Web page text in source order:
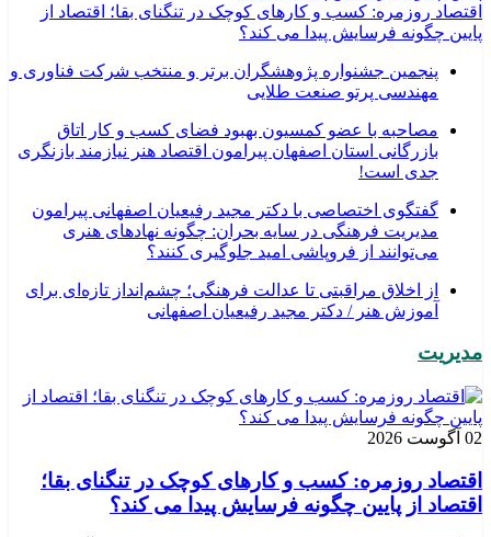
اقتصاد روزمره: کسب‌ و کارهای کوچک در تنگنای بقا؛ اقتصاد از
پایین چگونه فرسایش پیدا می کند؟
پنجمین جشنواره پژوهشگران برتر و منتخب شرکت فناوری و
مهندسی پرتو صنعت طلایی
مصاحبه با عضو کمسیون بهبود فضای کسب و کار اتاق
بازرگانی استان اصفهان پیرامون اقتصاد هنر نیازمند بازنگری
جدی است!
گفتگوی اختصاصی با دکتر مجید رفیعیان اصفهانی پیرامون
مدیریت فرهنگی در سایه بحران: چگونه نهادهای هنری
می‌توانند از فروپاشی امید جلوگیری کنند؟
از اخلاق مراقبتی تا عدالت فرهنگی؛ چشم‌انداز تازه‌ای برای
آموزش هنر / دکتر مجید رفیعیان اصفهانی
مدیریت
02 آگوست 2026
اقتصاد روزمره: کسب‌ و کارهای کوچک در تنگنای بقا؛
اقتصاد از پایین چگونه فرسایش پیدا می کند؟